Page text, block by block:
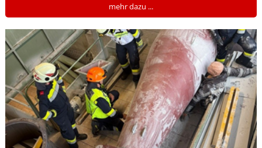
mehr dazu ...